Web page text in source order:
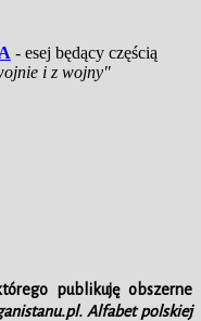
- esej będący częścią
i z wojny"
publikuję obszerne
Alfabet polskiej